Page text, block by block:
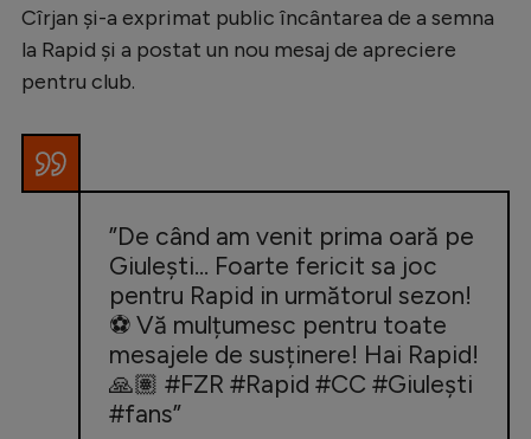
Serie A
Bundesliga
Starurile fotbalului
EURO 2024
Stranieri
Clasamente
Cîrjan și-a exprimat public încântarea de a semna
la Rapid și a postat un nou mesaj de apreciere
pentru club.
”De când am venit prima oară pe
Giulești… Foarte fericit sa joc
pentru Rapid in următorul sezon!
⚽️ Vă mulțumesc pentru toate
mesajele de susținere! Hai Rapid!
🙏🏽 #FZR #Rapid #CC #Giulești
#fans”